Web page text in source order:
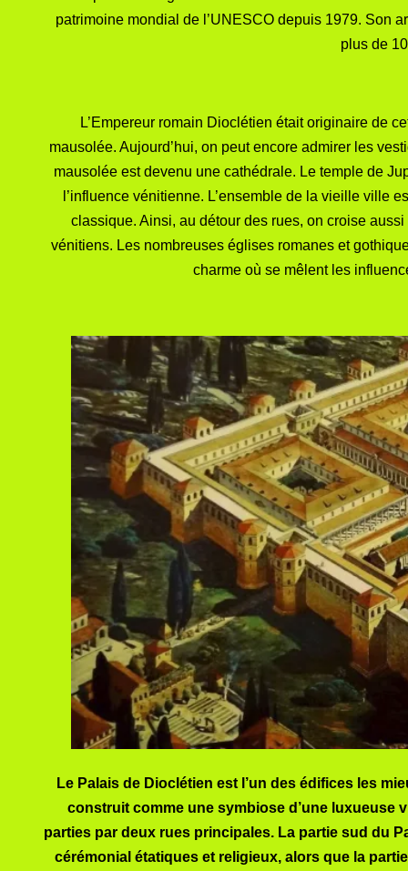
patrimoine mondial de l’UNESCO depuis 1979. Son
plus de
L’Empereur romain Dioclétien était originaire de
mausolée. Aujourd’hui, on peut encore admirer les
mausolée est devenu une cathédrale. Le temple de
l’influence vénitienne. L’ensemble de la vieille ville
classique. Ainsi, au détour des rues, on croise
vénitiens. Les nombreuses églises romanes et
charme où se mêlent les
Le Palais de Dioclétien est l’un des édifices les
construit comme une symbiose d’une luxueuse
parties par deux rues principales. La partie sud du
cérémonial étatiques et religieux, alors que la